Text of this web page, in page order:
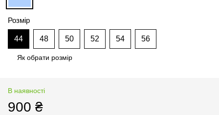
Розмір
44 48 50 52 54 56
Як обрати розмір
В наявності
900 ₴